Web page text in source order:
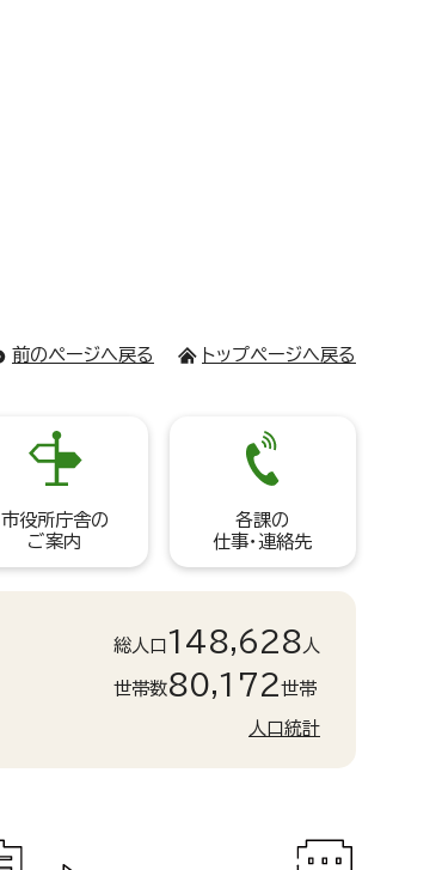
前のページへ戻る トップページへ戻る
市役所庁舎の
ご案内
各課の
仕事・連絡先
総人口 148,628 人
世帯数80,172世帯
人口統計